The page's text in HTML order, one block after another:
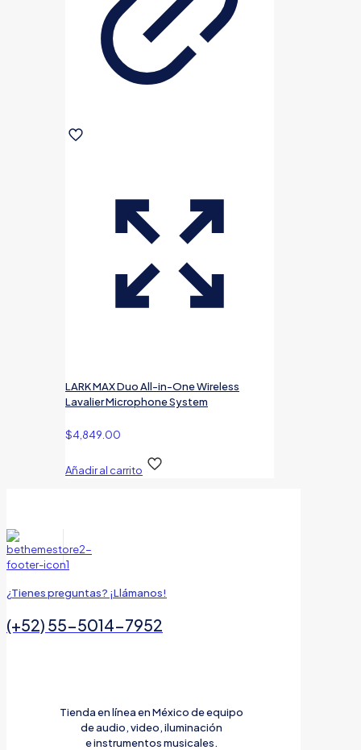
LARK MAX Duo All-in-One Wireless
Lavalier Microphone System
$4,849.00
Añadir al carrito
¿Tienes preguntas? ¡Llámanos!
(+52) 55-5014-7952
Tienda en línea en México de equipo
de audio, video, iluminación
e instrumentos musicales.